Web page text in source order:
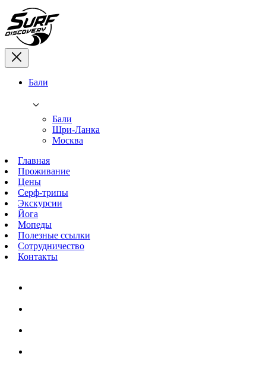
Бали
Бали
Шри-Ланка
Москва
Главная
Проживание
Цены
Серф-трипы
Экскурсии
Йога
Мопеды
Полезные ссылки
Сотрудничество
Контакты